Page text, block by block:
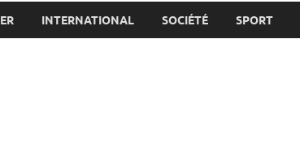
INTERNATIONAL SOCIÉTÉ SPORT